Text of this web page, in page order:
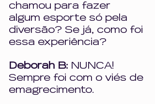
chamou para fazer
algum esporte só pela
diversão? Se já, como foi
essa experiência?
Deborah B: NUNCA!
Sempre foi com o viés de
emagrecimento.